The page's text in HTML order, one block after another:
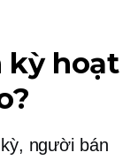
kỳ hoạt
người bán